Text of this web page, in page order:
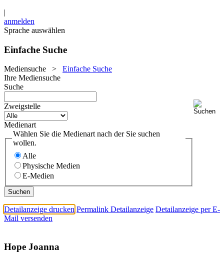
|
anmelden
Sprache auswählen
Einfache Suche
Mediensuche > Einfache Suche
Ihre Mediensuche
Suche
Zweigstelle
Medienart
Wählen Sie die Medienart nach der Sie suchen
wollen.
Alle
Physische Medien
E-Medien
Detailanzeige drucken Permalink Detailanzeige Detailanzeige per E-
Mail versenden
Hope Joanna